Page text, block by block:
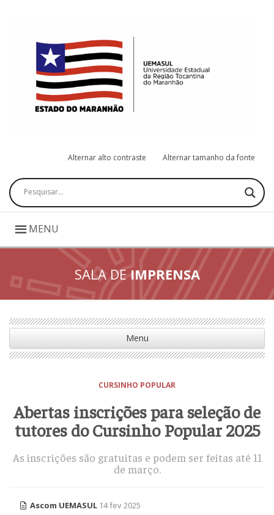
Alternar alto contraste Alternar tamanho da fonte
Pesquisar
MENU
SALA DEIMPRENSA
Menu
CURSINHO POPULAR
Abertas inscrições para seleção de
tutores do Cursinho Popular 2025
As inscrições são gratuitas e podem ser feitas até 11
de março.
Ascom UEMASUL 14 fev 2025